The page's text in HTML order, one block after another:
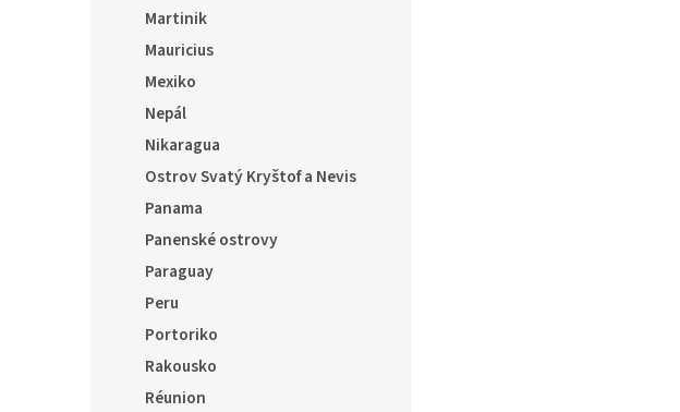
Martinik
Mauricius
Mexiko
Nepál
Nikaragua
Ostrov Svatý Kryštof a Nevis
Panama
Panenské ostrovy
Paraguay
Peru
Portoriko
Rakousko
Réunion